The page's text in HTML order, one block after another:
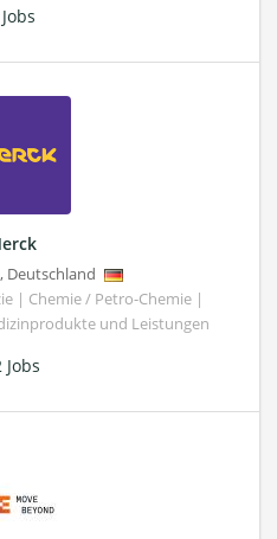
, Deutschland
| Chemie / Petro-Chemie |
und Leistungen
Jobs